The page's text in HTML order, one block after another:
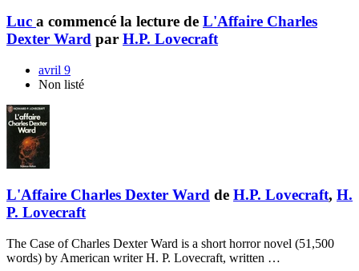
Luc a commencé la lecture de L'Affaire Charles
Dexter Ward par H.P. Lovecraft
avril 9
Non listé
L'Affaire Charles Dexter Ward de H.P. Lovecraft, H.
P. Lovecraft
The Case of Charles Dexter Ward is a short horror novel (51,500
words) by American writer H. P. Lovecraft, written …